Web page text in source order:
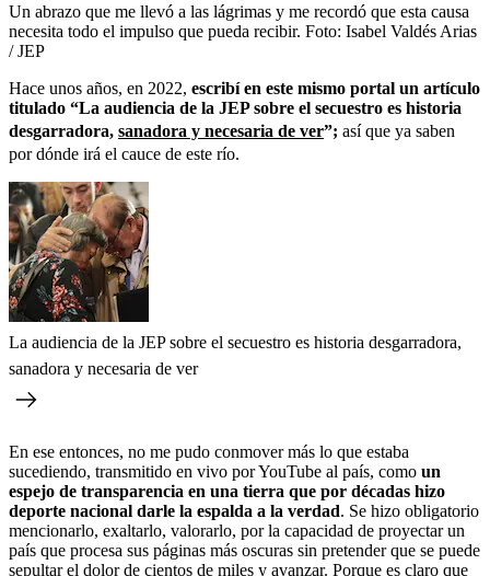
Un abrazo que me llevó a las lágrimas y me recordó que esta causa
necesita todo el impulso que pueda recibir. Foto: Isabel Valdés Arias
/ JEP
Hace unos años, en 2022, escribí en este mismo portal un artículo
titulado “La audiencia de la JEP sobre el secuestro es historia
desgarradora, sanadora y necesaria de ver”; así que ya saben
por dónde irá el cauce de este río.
La audiencia de la JEP sobre el secuestro es historia desgarradora,
sanadora y necesaria de ver
En ese entonces, no me pudo conmover más lo que estaba
sucediendo, transmitido en vivo por YouTube al país, como un
espejo de transparencia en una tierra que por décadas hizo
deporte nacional darle la espalda a la verdad. Se hizo obligatorio
mencionarlo, exaltarlo, valorarlo, por la capacidad de proyectar un
país que procesa sus páginas más oscuras sin pretender que se puede
sepultar el dolor de cientos de miles y avanzar. Porque es claro que